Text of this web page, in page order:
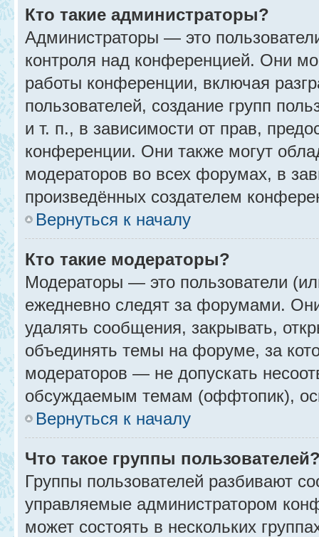
Кто такие администраторы?
Администраторы — это
контроля над конференцией. Они
работы конференции, включая
пользователей, создание групп
и т. п., в зависимости от прав,
конференции. Они также могут
модераторов во всех форумах, в
произведённых создателем
Вернуться к началу
Кто такие модераторы?
Модераторы — это пользователи
ежедневно следят за форумами.
удалять сообщения, закрывать,
объединять темы на форуме, за
модераторов — не допускать
обсуждаемым темам (оффтопик),
Вернуться к началу
Что такое группы
Группы пользователей разбивают
управляемые администратором
может состоять в нескольких